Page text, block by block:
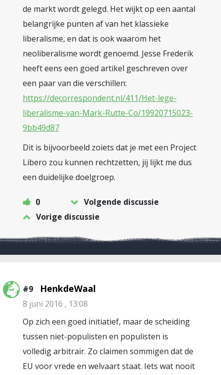
de markt wordt gelegd. Het wijkt op een aantal
belangrijke punten af van het klassieke
liberalisme, en dat is ook waarom het
neoliberalisme wordt genoemd. Jesse Frederik
heeft eens een goed artikel geschreven over
een paar van die verschillen:
https://decorrespondent.nl/411/Het-lege-
liberalisme-van-Mark-Rutte-Co/19920715023-
9bb49d87
Dit is bijvoorbeeld zoiets dat je met een Project
Libero zou kunnen rechtzetten, jij lijkt me dus
een duidelijke doelgroep.
0
Volgende discussie
Vorige discussie
#9 HenkdeWaal
8 juni 2016 , 13:08
Op zich een goed initiatief, maar de scheiding
tussen niet-populisten en populisten is
volledig arbitrair. Zo claimen sommigen dat de
EU voor vrede en welvaart staat. Iets wat nooit